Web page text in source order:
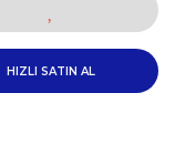
HIZLI SATIN AL